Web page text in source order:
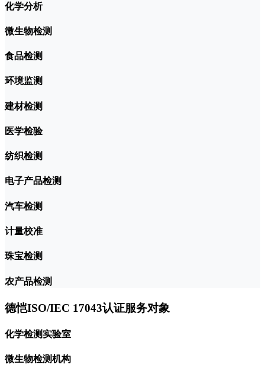
化学分析
微生物检测
食品检测
环境监测
建材检测
医学检验
纺织检测
电子产品检测
汽车检测
计量校准
珠宝检测
农产品检测
德恺ISO/IEC 17043认证服务对象
化学检测实验室
微生物检测机构